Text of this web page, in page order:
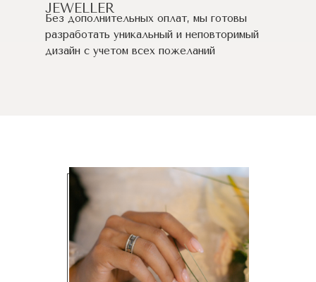
JEWELLER
Без дополнительных оплат, мы готовы
разработать уникальный и неповторимый
дизайн c учетом всех пожеланий